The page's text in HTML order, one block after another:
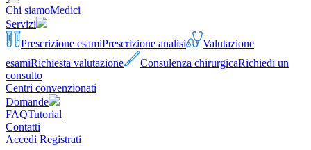
Chi siamoMedici
Servizi
Prescrizione esamiPrescrizione analisi
Valutazione
esamiRichiesta valutazione Consulenza chirurgicaRichiedi un
consulto
Centri convenzionati
Domande
FAQTutorial
Contatti
Accedi Registrati